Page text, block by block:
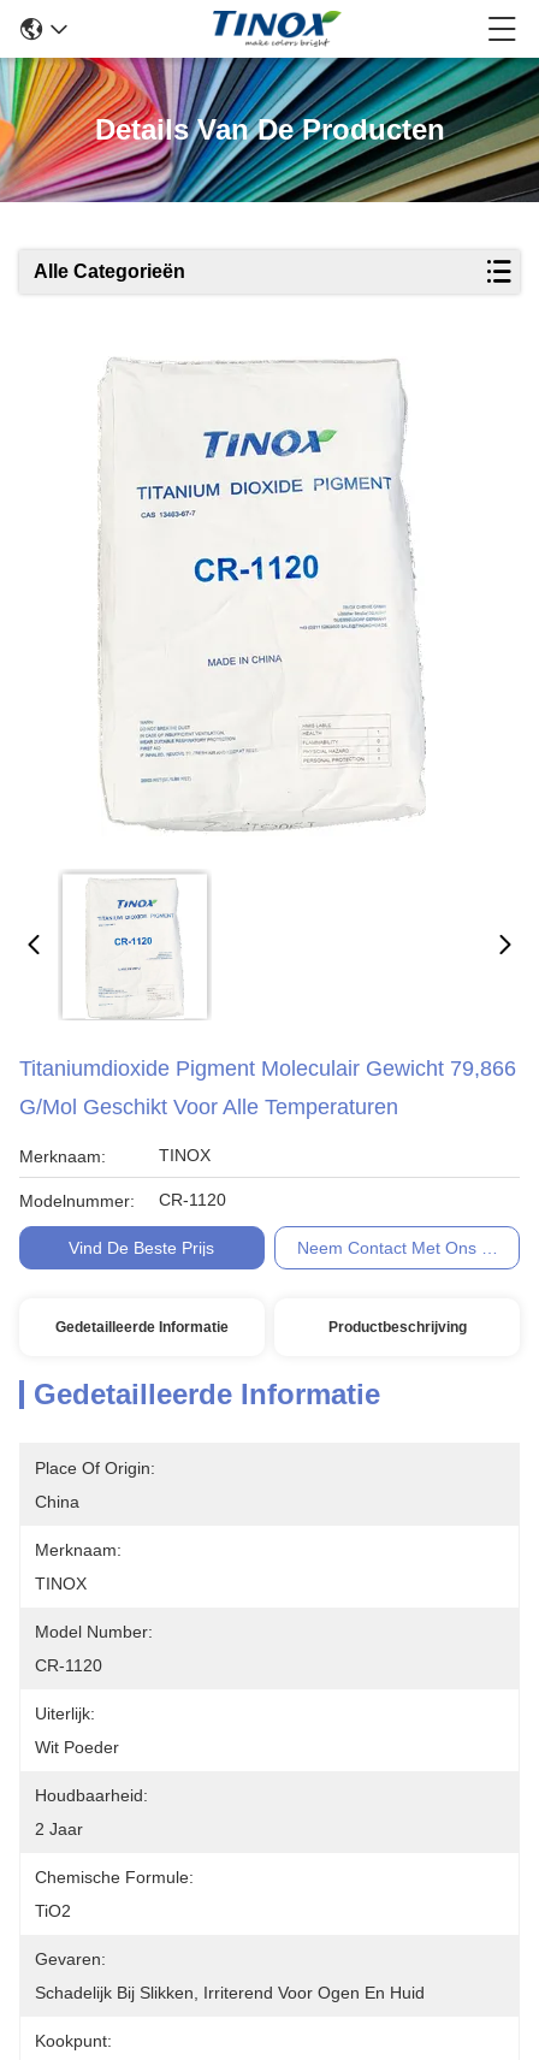
Details Van De Producten
Alle Categorieën
Titaniumdioxide Pigment Moleculair Gewicht 79,866
G/mol Geschikt Voor Alle Temperaturen
Merknaam: TINOX
Modelnummer: CR-1120
Vind De Beste Prijs Neem Contact Met Ons Op
Gedetailleerde Informatie Productbeschrijving
Gedetailleerde Informatie
Place Of Origin:
China
Merknaam:
TINOX
Model Number:
CR-1120
Uiterlijk:
Wit Poeder
Houdbaarheid:
2 Jaar
Chemische Formule:
TiO2
Gevaren:
Schadelijk Bij Slikken, Irriterend Voor Ogen En Huid
Kookpunt: